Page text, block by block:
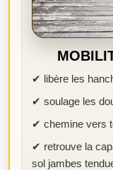
✔ libère les
✔ soulage les
✔ chemine vers
✔ retrouve la
sol jambes